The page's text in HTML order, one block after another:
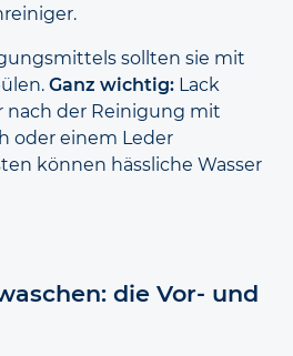
reiniger.
mittels sollten sie mit
Ganz wichtig: Lack
nach der Reinigung mit
oder einem Leder
können hässliche Wasser
die Vor- und